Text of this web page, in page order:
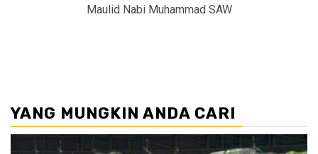
Maulid Nabi Muhammad SAW
YANG MUNGKIN ANDA CARI